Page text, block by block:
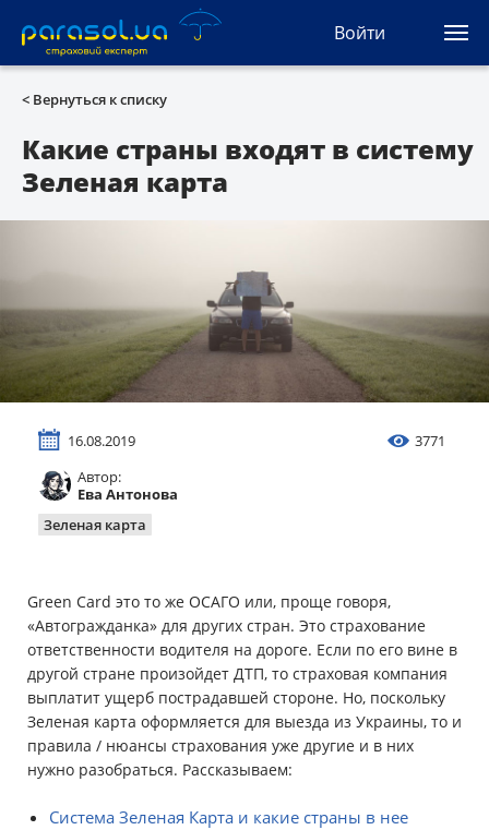
Войти
(093) 170-33-90
Ua En
Все сервисы
Автогражданка
Автозащита
Автоюрист
Имущество
Новости
Партнерская программа
Реферальная программа
< Вернуться к списку
Какие страны входят в систему
Зеленая карта
Автор:
Ева Антонова
16.08.2019 3771
Зеленая карта
Green Card это то же ОСАГО или, проще говоря,
«Автогражданка» для других стран. Это страхование
ответственности водителя на дороге. Если по его вине в
другой стране произойдет ДТП, то страховая компания
выплатит ущерб пострадавшей стороне. Но, поскольку
Зеленая карта оформляется для выезда из Украины, то и
правила / нюансы страхования уже другие и в них
нужно разобраться. Рассказываем:
Система Зеленая Карта и какие страны в нее